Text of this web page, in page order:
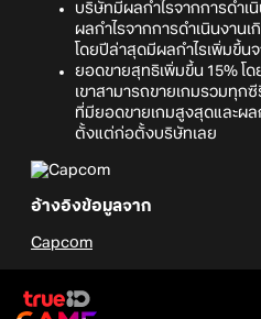
บริษัทมีผลกำไรจากการดำเ
ผลกำไรจากการดำเนินงาน
โดยปีล่าสุดมีผลกำไรเพิ่มขึ้
ยอดขายสุทธิเพิ่มขึ้น 15% โด
เขาสามารถขายเกมรวมทุก
ที่มียอดขายเกมสูงสุดและผ
ตั้งแต่ก่อตั้งบริษัทเลย
อ้างอิงข้อมูลจาก
Capcom